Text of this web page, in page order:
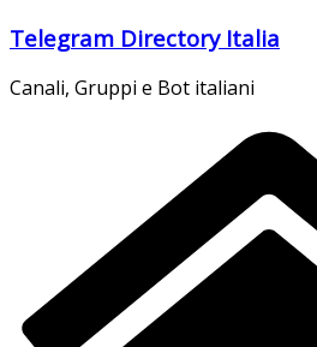
Salta
contenuto
Telegram Directory Italia
Canali, Gruppi e Bot italiani